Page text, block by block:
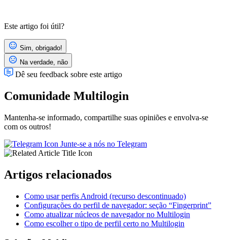
Este artigo foi útil?
Sim, obrigado!
Na verdade, não
Dê seu feedback sobre este artigo
Comunidade Multilogin
Mantenha-se informado, compartilhe suas opiniões e envolva-se
com os outros!
Junte-se a nós no Telegram
Artigos relacionados
Como usar perfis Android (recurso descontinuado)
Configurações do perfil de navegador: seção “Fingerprint”
Como atualizar núcleos de navegador no Multilogin
Como escolher o tipo de perfil certo no Multilogin